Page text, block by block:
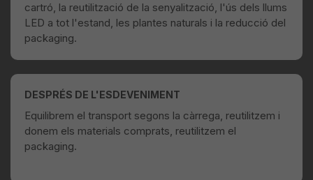
cartró, la reutilització de la senyalització, l'ús dels llums
LED a tot l'estand, les plantes naturals i la reducció del
packaging.
DESPRÉS DE L'ESDEVENIMENT
Equilibrem el transport segons la càrrega, reutilitzem i
donem els materials comprats, reutilitzem el
packaging.